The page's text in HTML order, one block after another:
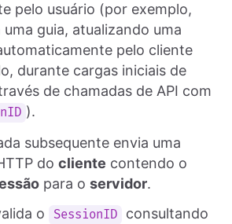
pelo usuário (por exemplo,
guia, atualizando uma
pelo cliente
durante cargas iniciais de
de chamadas de API com
).
subsequente envia uma
do cliente contendo o
para o servidor.
o
SessionID
consultando